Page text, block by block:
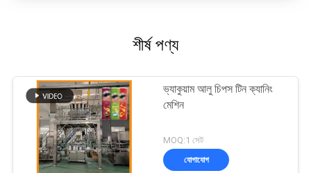
শীর্ষ পণ্য
ভ্যাকুয়াম আলু চিপস টিন ক্যানিং
মেশিন
MOQ:1 সেট
যোগাযোগ